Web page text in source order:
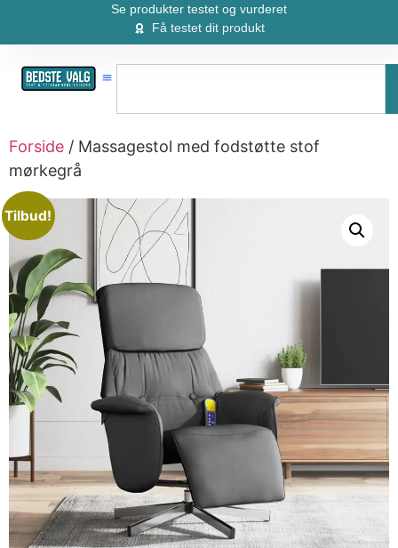
Se produkter testet og vurderet
Få testet dit produkt
Forside / Massagestol med fodstøtte stof
mørkegrå
Tilbud!